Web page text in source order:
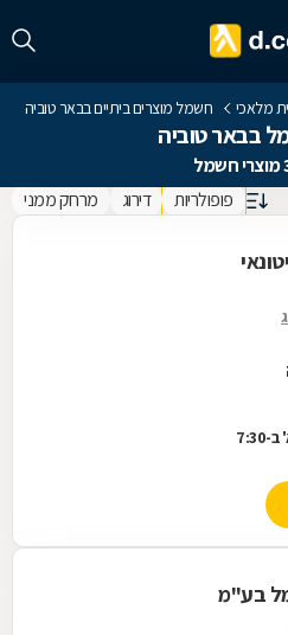
מלאכי חשמל מוצרים ביתיים בבאר טוביה
בבאר טוביה
פופולריות דירוג מרחק ממני
בע"מ